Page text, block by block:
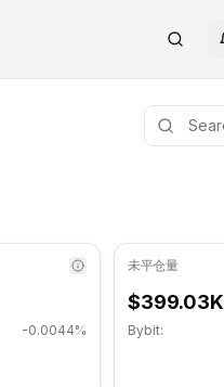
-0.0044%
未平仓量
$399.03K
Bybit: